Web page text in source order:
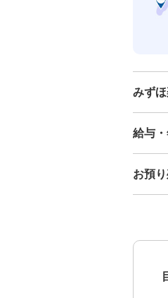
みず
給与
お預